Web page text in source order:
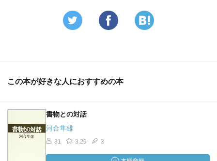
この本が好きな人におすすめの本
書物との対話
河合隼雄
31 3.29 3